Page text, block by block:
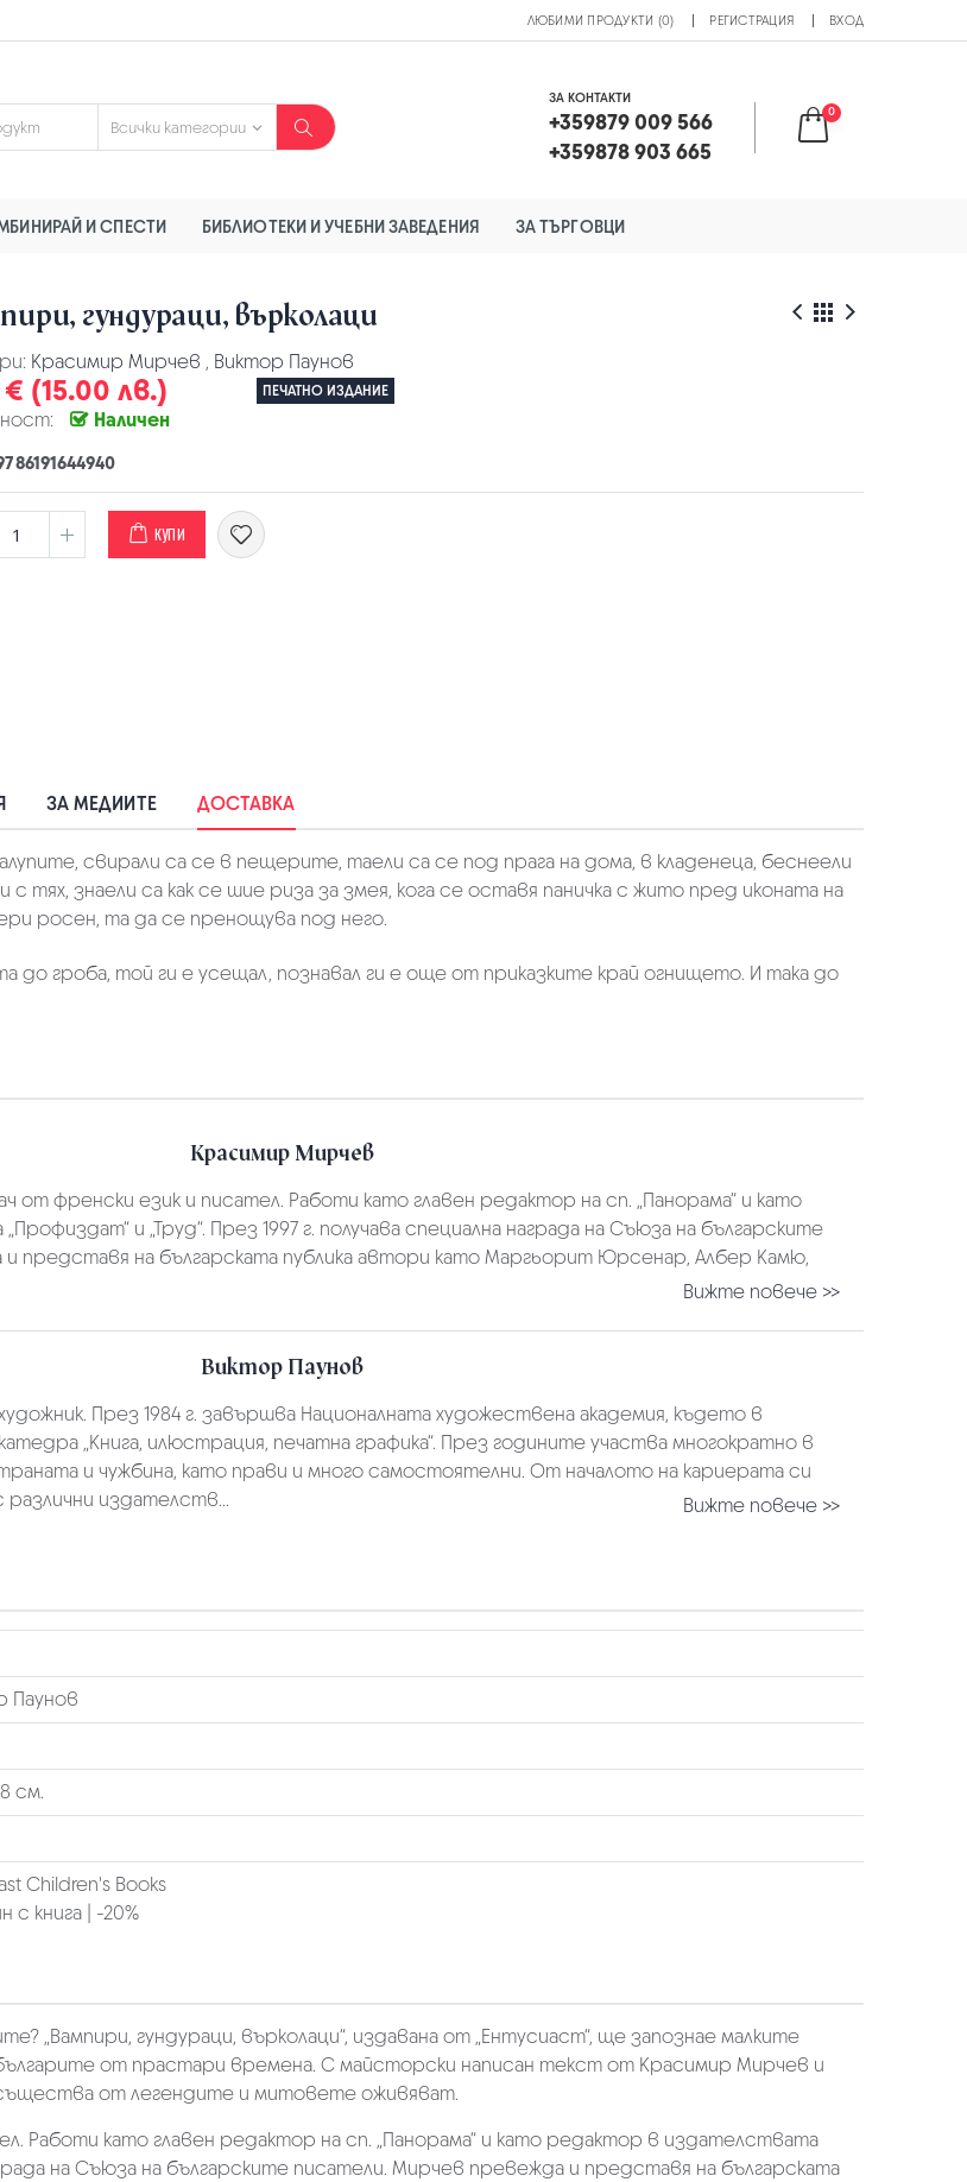
ЛЮБИМИ ПРОДУКТИ (0) РЕГИСТРАЦИЯ ВХОД
ЗА КОНТАКТИ
+359879 009 566
+359878 903 665
0
И СПЕСТИ БИБЛИОТЕКИ И УЧЕБНИ ЗАВЕДЕНИЯ ЗА ТЪРГОВЦИ
гундураци, върколаци
Красимир Мирчев , Виктор Паунов
€ (15.00 лв.) ПЕЧАТНО ИЗДАНИЕ
Наличен
КУПИ
ЗА МЕДИИТЕ ДОСТАВКА
свирали са се в пещерите, таели са се под прага на дома, в кладенеца, беснеели
знаели са как се шие риза за змея, кога се оставя паничка с жито пред иконата на
росен, та да се пренощува под него.
до гроба, той ги е усещал, познавал ги е още от приказките край огнището. И така до
Красимир Мирчев
от френски език и писател. Работи като главен редактор на сп. „Панорама“ и като
и „Труд“. През 1997 г. получава специална награда на Съюза на българските
представя на българската публика автори като Маргьорит Юрсенар, Албер Камю,
Вижте повече >>
Виктор Паунов
През 1984 г. завършва Националната художествена академия, където в
„Книга, илюстрация, печатна графика“. През годините участва многократно в
и чужбина, като прави и много самостоятелни. От началото на кариерата си
издателств...
Вижте повече >>
Паунов
см.
Children's Books
с книга | -20%
„Вампири, гундураци, върколаци“, издавана от „Ентусиаст“, ще запознае малките
от прастари времена. С майсторски написан текст от Красимир Мирчев и
от легендите и митовете оживяват.
Работи като главен редактор на сп. „Панорама“ и като редактор в издателствата
на Съюза на българските писатели. Мирчев превежда и представя на българската